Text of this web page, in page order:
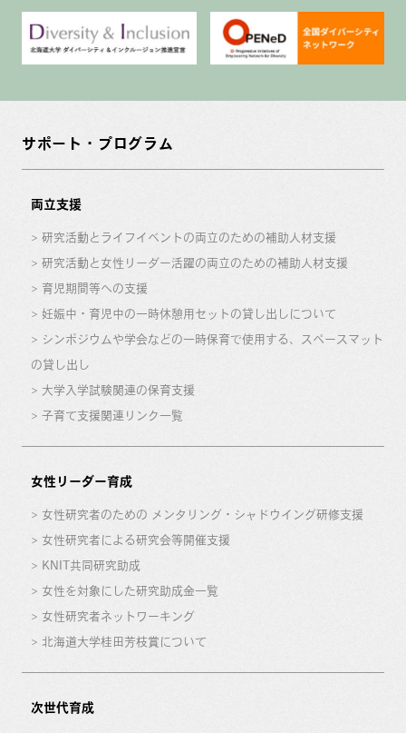
サポート・プログラム
両立支援
研究活動とライフイベントの両立のための補助人材支援
研究活動と女性リーダー活躍の両立のための補助人材支援
育児期間等への支援
妊娠中・育児中の一時休憩用セットの貸し出しについて
シンポジウムや学会などの一時保育で使用する、スペースマット
の貸し出し
大学入学試験関連の保育支援
子育て支援関連リンク一覧
女性リーダー育成
女性研究者のための メンタリング・シャドウイング研修支援
女性研究者による研究会等開催支援
KNIT共同研究助成
女性を対象にした研究助成金一覧
女性研究者ネットワーキング
北海道大学桂田芳枝賞について
次世代育成